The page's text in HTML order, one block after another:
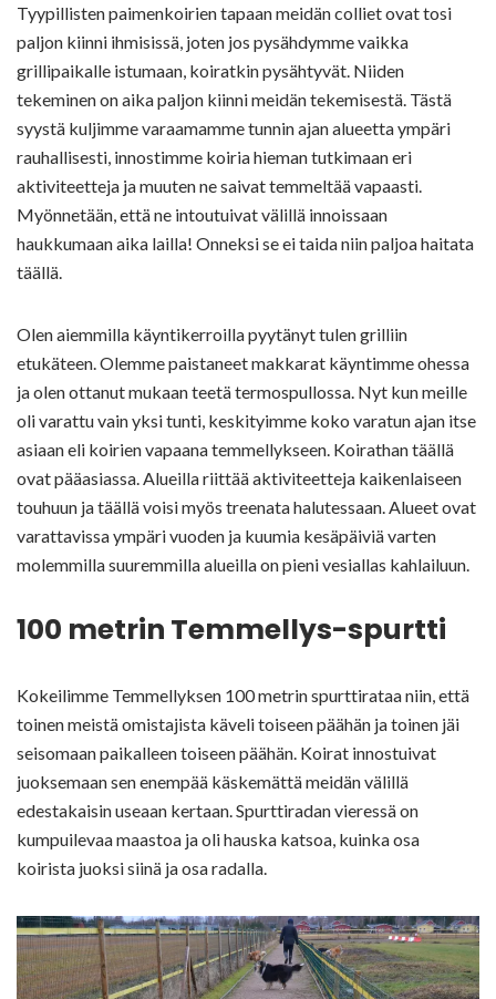
Tyypillisten paimenkoirien tapaan meidän colliet ovat tosi
paljon kiinni ihmisissä, joten jos pysähdymme vaikka
grillipaikalle istumaan, koiratkin pysähtyvät. Niiden
tekeminen on aika paljon kiinni meidän tekemisestä. Tästä
syystä kuljimme varaamamme tunnin ajan alueetta ympäri
rauhallisesti, innostimme koiria hieman tutkimaan eri
aktiviteetteja ja muuten ne saivat temmeltää vapaasti.
Myönnetään, että ne intoutuivat välillä innoissaan
haukkumaan aika lailla! Onneksi se ei taida niin paljoa haitata
täällä.
Olen aiemmilla käyntikerroilla pyytänyt tulen grilliin
etukäteen. Olemme paistaneet makkarat käyntimme ohessa
ja olen ottanut mukaan teetä termospullossa. Nyt kun meille
oli varattu vain yksi tunti, keskityimme koko varatun ajan itse
asiaan eli koirien vapaana temmellykseen. Koirathan täällä
ovat pääasiassa. Alueilla riittää aktiviteetteja kaikenlaiseen
touhuun ja täällä voisi myös treenata halutessaan. Alueet ovat
varattavissa ympäri vuoden ja kuumia kesäpäiviä varten
molemmilla suuremmilla alueilla on pieni vesiallas kahlailuun.
100 metrin Temmellys-spurtti
Kokeilimme Temmellyksen 100 metrin spurttirataa niin, että
toinen meistä omistajista käveli toiseen päähän ja toinen jäi
seisomaan paikalleen toiseen päähän. Koirat innostuivat
juoksemaan sen enempää käskemättä meidän välillä
edestakaisin useaan kertaan. Spurttiradan vieressä on
kumpuilevaa maastoa ja oli hauska katsoa, kuinka osa
koirista juoksi siinä ja osa radalla.